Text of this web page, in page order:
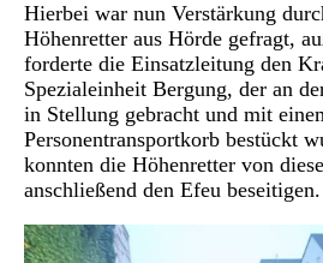
Hierbei war nun Verstärkung
Höhenretter aus Hörde gefragt,
forderte die Einsatzleitung den
Spezialeinheit Bergung, der an
in Stellung gebracht und mit
Personentransportkorb bestückt
konnten die Höhenretter von
anschließend den Efeu beseitigen.